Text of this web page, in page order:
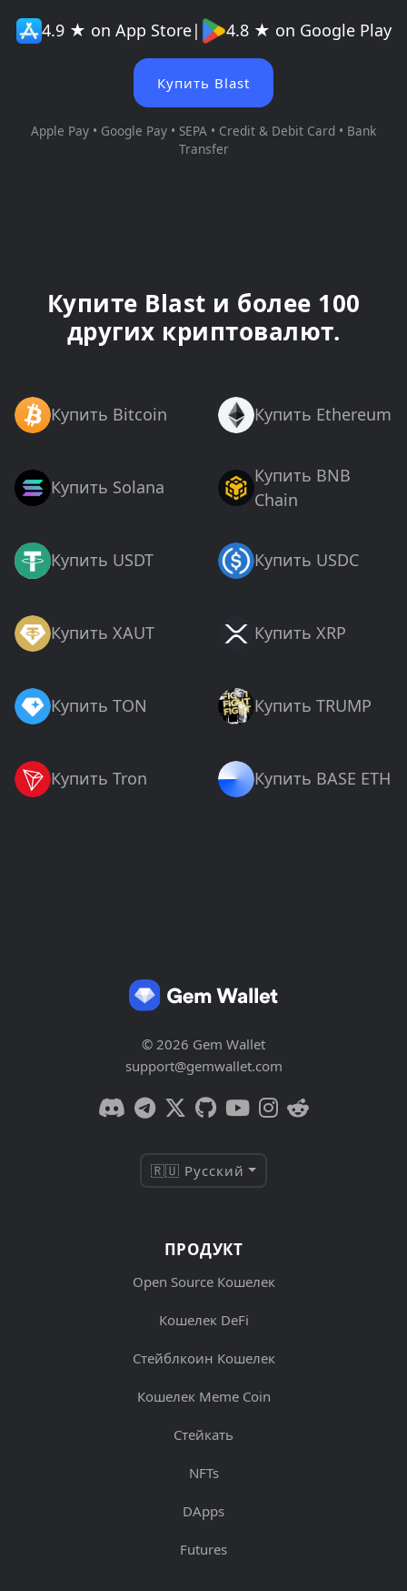
4.9 ★ on App Store| 4.8 ★ on Google Play
Купить Blast
Apple Pay • Google Pay • SEPA • Credit & Debit Card • Bank
Transfer
Купите Blast и более 100
других криптовалют.
Купить Bitcoin Купить Ethereum
Купить Solana
Купить BNB
Chain
Купить USDT Купить USDC
Купить XAUT Купить XRP
Купить TON Купить TRUMP
Купить Tron Купить BASE ETH
© 2026 Gem Wallet
support@gemwallet.com
🇷🇺 Русский
ПРОДУКТ
Open Source Кошелек
Кошелек DeFi
Стейблкоин Кошелек
Кошелек Meme Coin
Стейкать
NFTs
DApps
Futures